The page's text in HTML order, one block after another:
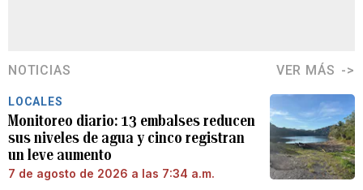
NOTICIAS VER MÁS
LOCALES
Monitoreo diario: 13 embalses reducen
sus niveles de agua y cinco registran
un leve aumento
7 de agosto de 2026 a las 7:34 a.m.